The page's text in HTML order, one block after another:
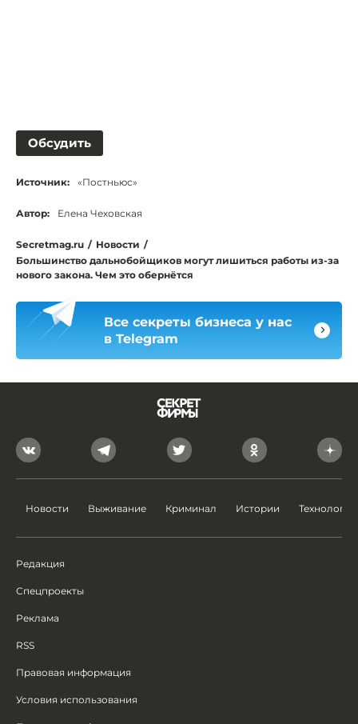
Обсудить
Источник: «Постньюс»
Автор: Елена Чеховская
Secretmag.ru / Новости /
Большинство дальнобойщиков могут лишиться работы из-за
нового закона. Чем это обернётся
Все секреты бизнеса у нас
в Telegram
Новости Выживание Криминал Истории Технологии
Редакция
Спецпроекты
Реклама
RSS
Правовая информация
Условия использования